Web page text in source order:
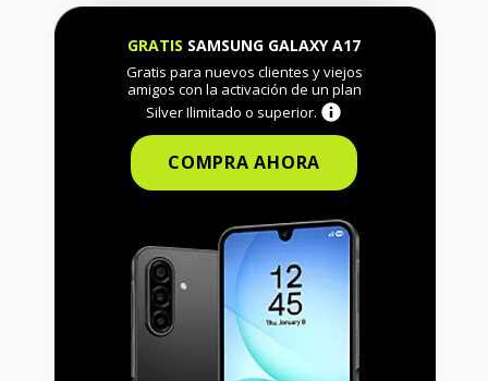
GRATIS SAMSUNG GALAXY A17
Gratis para nuevos clientes y viejos
amigos con la activación de un plan
Silver Ilimitado o superior.
COMPRA AHORA